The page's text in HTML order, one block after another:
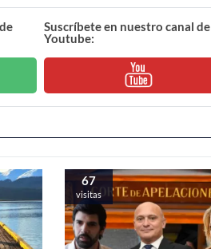
Suscríbete en nuestro canal de
Youtube:
67
visitas